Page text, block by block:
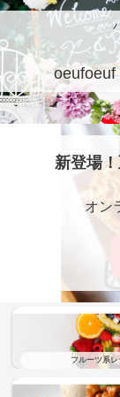
oeufoeuf
新登場
オン
フルーツ系